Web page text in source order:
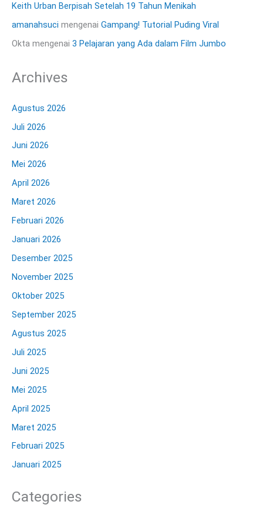
Keith Urban Berpisah Setelah 19 Tahun Menikah
amanahsuci mengenai Gampang! Tutorial Puding Viral
Okta mengenai 3 Pelajaran yang Ada dalam Film Jumbo
Archives
Agustus 2026
Juli 2026
Juni 2026
Mei 2026
April 2026
Maret 2026
Februari 2026
Januari 2026
Desember 2025
November 2025
Oktober 2025
September 2025
Agustus 2025
Juli 2025
Juni 2025
Mei 2025
April 2025
Maret 2025
Februari 2025
Januari 2025
Categories